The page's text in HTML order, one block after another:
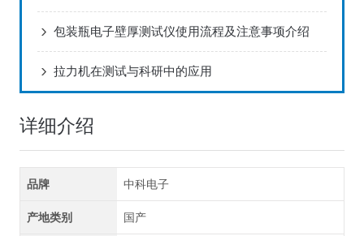
包装瓶电子壁厚测试仪使用流程及注意事项介绍
拉力机在测试与科研中的应用
详细介绍
品牌 中科电子
产地类别 国产